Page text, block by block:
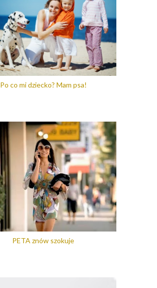
Po co mi dziecko? Mam psa!
PETA znów szokuje